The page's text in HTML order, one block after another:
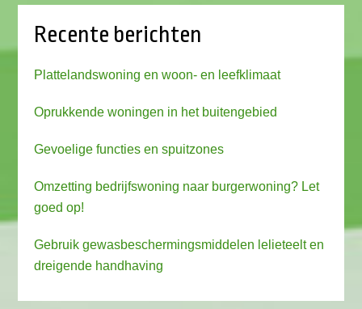
Recente berichten
Plattelandswoning en woon- en leefklimaat
Oprukkende woningen in het buitengebied
Gevoelige functies en spuitzones
Omzetting bedrijfswoning naar burgerwoning? Let
goed op!
Gebruik gewasbeschermingsmiddelen lelieteelt en
dreigende handhaving